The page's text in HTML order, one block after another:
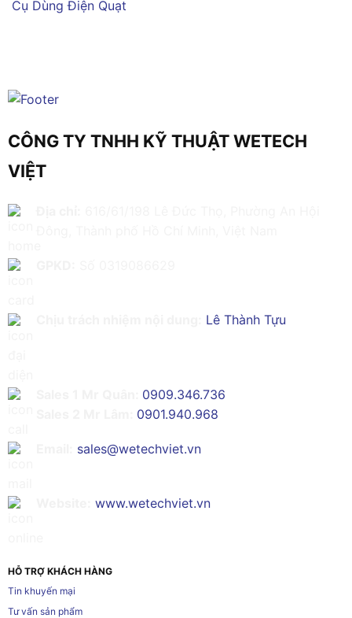
Cụ Dùng Điện Quạt
CÔNG TY TNHH KỸ THUẬT WETECH
VIỆT
Lê Thành Tựu
0909.346.736
0901.940.968
sales@wetechviet.vn
www.wetechviet.vn
HỖ TRỢ KHÁCH HÀNG
Tin khuyến mại
Tư vấn sản phẩm